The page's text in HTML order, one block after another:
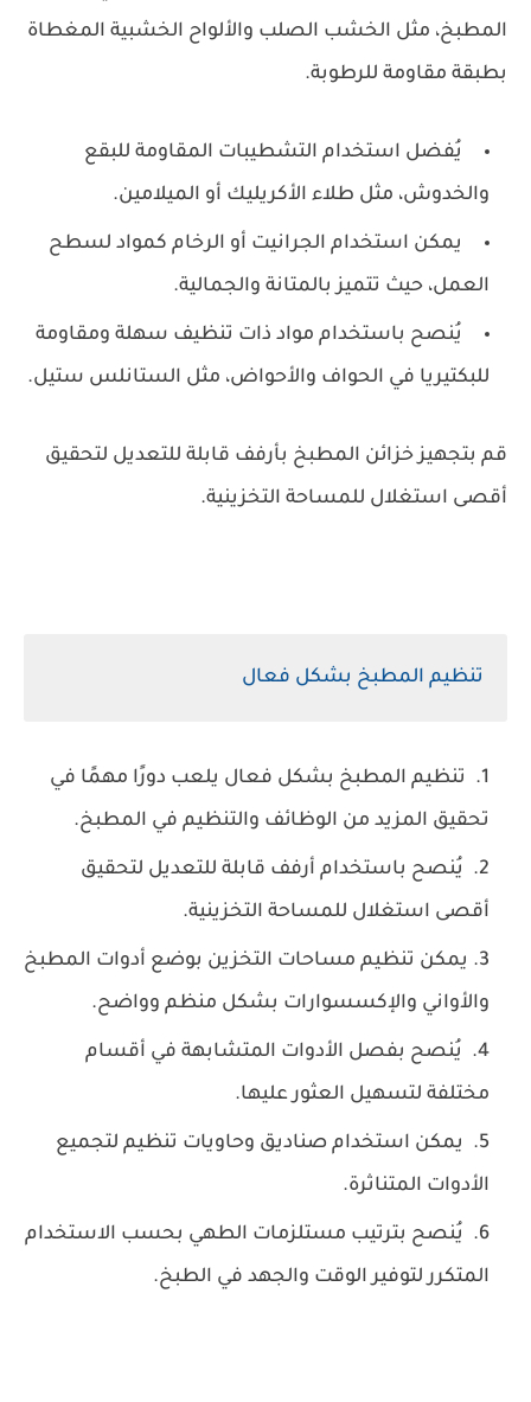
المطبخ، مثل الخشب الصلب والألواح الخشبية المغطاة
بطبقة مقاومة للرطوبة.
يُفضل استخدام التشطيبات المقاومة للبقع
والخدوش، مثل طلاء الأكريليك أو الميلامين.
يمكن استخدام الجرانيت أو الرخام كمواد لسطح
العمل، حيث تتميز بالمتانة والجمالية.
يُنصح باستخدام مواد ذات تنظيف سهلة ومقاومة
للبكتيريا في الحواف والأحواض، مثل الستانلس ستيل.
قم بتجهيز خزائن المطبخ بأرفف قابلة للتعديل لتحقيق
أقصى استغلال للمساحة التخزينية.
تنظيم المطبخ بشكل فعال
تنظيم المطبخ بشكل فعال يلعب دورًا مهمًا في
تحقيق المزيد من الوظائف والتنظيم في المطبخ.
يُنصح باستخدام أرفف قابلة للتعديل لتحقيق
أقصى استغلال للمساحة التخزينية.
يمكن تنظيم مساحات التخزين بوضع أدوات المطبخ
والأواني والإكسسوارات بشكل منظم وواضح.
يُنصح بفصل الأدوات المتشابهة في أقسام
مختلفة لتسهيل العثور عليها.
يمكن استخدام صناديق وحاويات تنظيم لتجميع
الأدوات المتناثرة.
يُنصح بترتيب مستلزمات الطهي بحسب الاستخدام
المتكرر لتوفير الوقت والجهد في الطبخ.